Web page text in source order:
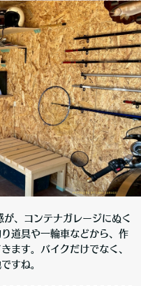
、コンテナガレージにぬく
道具や一輪車などから、作
ます。バイクだけでなく、
すね。